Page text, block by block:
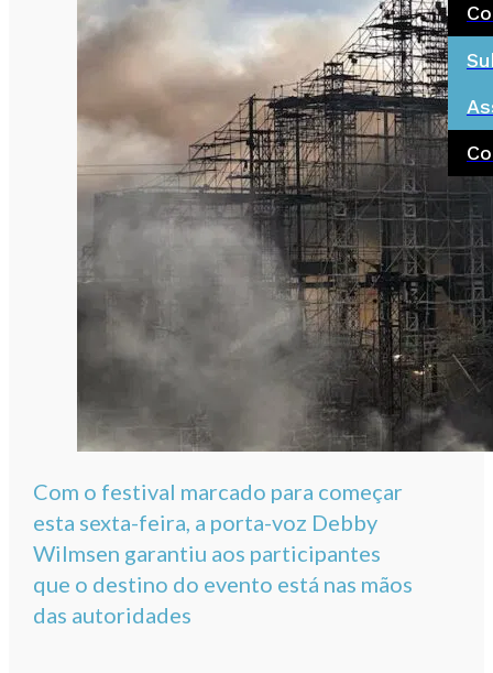
Com o festival marcado para começar
esta sexta-feira, a porta-voz Debby
Wilmsen garantiu aos participantes
que o destino do evento está nas mãos
das autoridades